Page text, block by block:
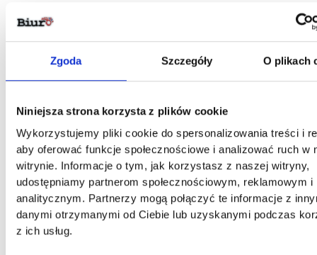
Zgoda Szczegóły O plikach
Niniejsza strona korzysta z plików cookie
Wykorzystujemy pliki cookie do spersonalizowania treści i
aby oferować funkcje społecznościowe i analizować ruch w
witrynie. Informacje o tym, jak korzystasz z naszej witryny,
udostępniamy partnerom społecznościowym, reklamowym i
analitycznym. Partnerzy mogą połączyć te informacje z
danymi otrzymanymi od Ciebie lub uzyskanymi podczas
z ich usług.